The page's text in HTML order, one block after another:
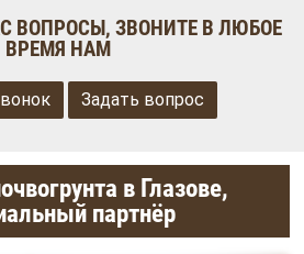
ВОПРОСЫ, ЗВОНИТЕ В ЛЮБОЕ
ВРЕМЯ НАМ
Задать вопрос
в Глазове,
партнёр